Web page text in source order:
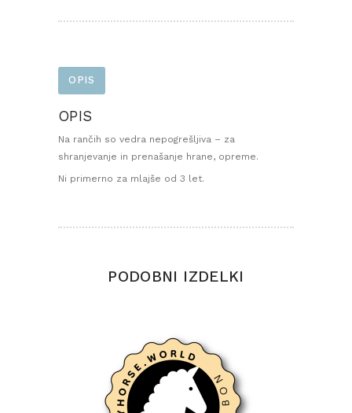
OPIS
OPIS
Na rančih so vedra nepogrešljiva – za
shranjevanje in prenašanje hrane, opreme.
Ni primerno za mlajše od 3 let.
PODOBNI IZDELKI